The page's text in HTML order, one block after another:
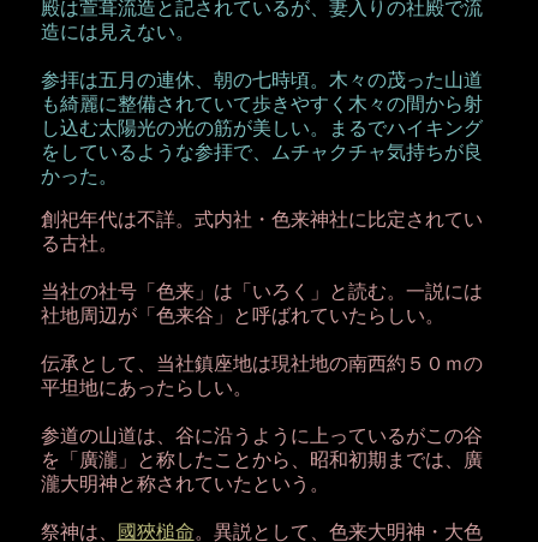
殿は萱葺流造と記されているが、妻入りの社殿で流
造には見えない。
参拝は五月の連休、朝の七時頃。木々の茂った山道
も綺麗に整備されていて歩きやすく木々の間から射
し込む太陽光の光の筋が美しい。まるでハイキング
をしているような参拝で、ムチャクチャ気持ちが良
かった。
創祀年代は不詳。式内社・色来神社に比定されてい
る古社。
当社の社号「色来」は「いろく」と読む。一説には
社地周辺が「色来谷」と呼ばれていたらしい。
伝承として、当社鎮座地は現社地の南西約５０ｍの
平坦地にあったらしい。
参道の山道は、谷に沿うように上っているがこの谷
を「廣瀧」と称したことから、昭和初期までは、廣
瀧大明神と称されていたという。
祭神は、 國狹槌命。異説として、色来大明神・大色